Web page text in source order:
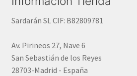
Sardarán SL CIF: B82809781
Av. Pirineos 27, Nave 6
San Sebastián de los Reyes
28703-Madrid - España